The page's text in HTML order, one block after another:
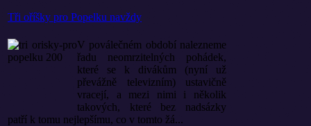
Tři oříšky pro Popelku navždy
V poválečném období nalezneme
řadu neomrzitelných pohádek,
které se k divákům (nyní už
převážně televizním) ustavičně
vracejí, a mezi nimi i několik
takových, které bez nadsázky
patří k tomu nejlepšímu, co v tomto žá...